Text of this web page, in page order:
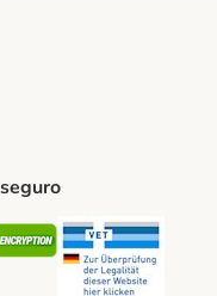
Security